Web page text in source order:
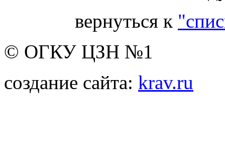
вернуться к
© ОГКУ ЦЗН №1
создание сайта: krav.ru